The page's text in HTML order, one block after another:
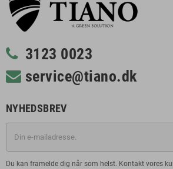
3123 0023
service@tiano.dk
NYHEDSBREV
Du kan framelde dig når som helst. Kontakt vores